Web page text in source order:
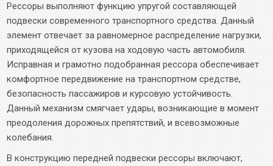
Рессоры выполняют функцию упругой составляющей
подвески современного транспортного средства. Данный
элемент отвечает за равномерное распределение нагрузки,
приходящейся от кузова на ходовую часть автомобиля.
Исправная и грамотно подобранная рессора обеспечивает
комфортное передвижение на транспортном средстве,
безопасность пассажиров и курсовую устойчивость.
Данный механизм смягчает удары, возникающие в момент
преодоления дорожных препятствий, и всевозможные
колебания.
В конструкцию передней подвески рессоры включают,